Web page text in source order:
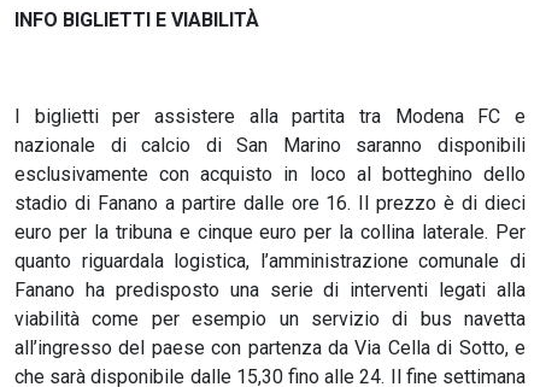
INFO BIGLIETTI E VIABILITÀ
I biglietti per assistere alla partita tra Modena FC e
nazionale di calcio di San Marino saranno disponibili
esclusivamente con acquisto in loco al botteghino dello
stadio di Fanano a partire dalle ore 16. Il prezzo è di dieci
euro per la tribuna e cinque euro per la collina laterale. Per
quanto riguardala logistica, l’amministrazione comunale di
Fanano ha predisposto una serie di interventi legati alla
viabilità come per esempio un servizio di bus navetta
all’ingresso del paese con partenza da Via Cella di Sotto, e
che sarà disponibile dalle 15,30 fino alle 24. Il fine settimana